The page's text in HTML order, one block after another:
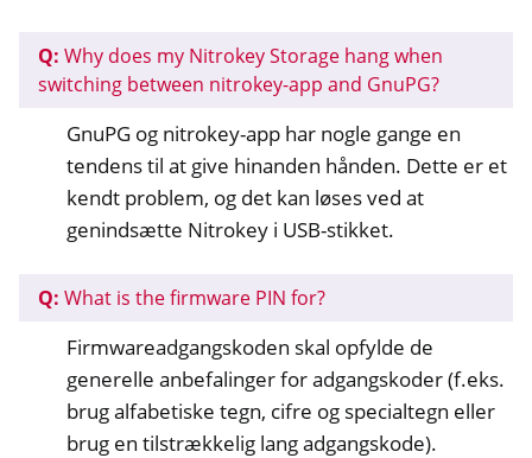
Q: Why does my Nitrokey Storage hang when
switching between nitrokey-app and GnuPG?
GnuPG og nitrokey-app har nogle gange en
tendens til at give hinanden hånden. Dette er et
kendt problem, og det kan løses ved at
genindsætte Nitrokey i USB-stikket.
Q: What is the firmware PIN for?
Firmwareadgangskoden skal opfylde de
generelle anbefalinger for adgangskoder (f.eks.
brug alfabetiske tegn, cifre og specialtegn eller
brug en tilstrækkelig lang adgangskode).